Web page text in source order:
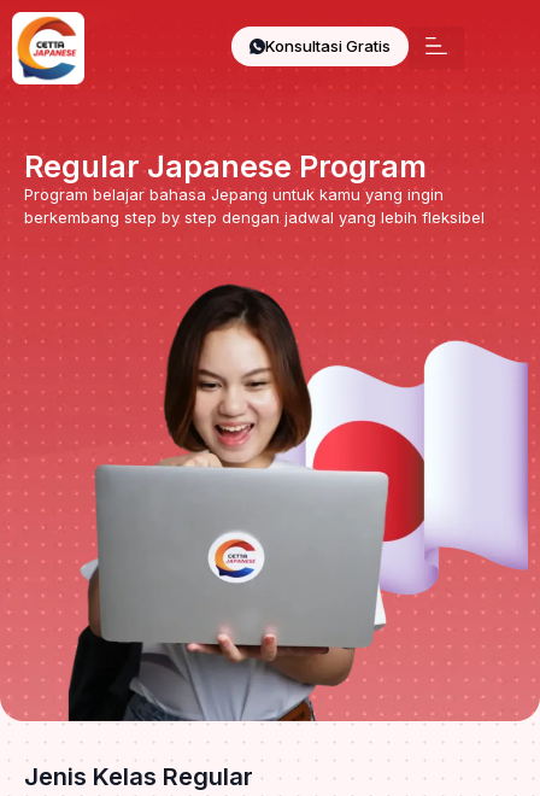
Konsultasi Gratis
Regular Japanese Program
Program belajar bahasa Jepang untuk kamu yang ingin
berkembang step by step dengan jadwal yang lebih fleksibel
Jenis Kelas Regular